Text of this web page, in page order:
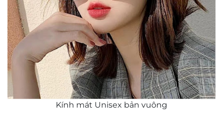
Kính mát Unisex bản vuông